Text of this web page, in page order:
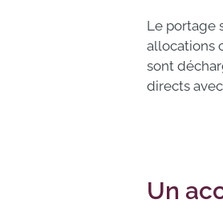
Le portage
allocations
sont
directs
Un